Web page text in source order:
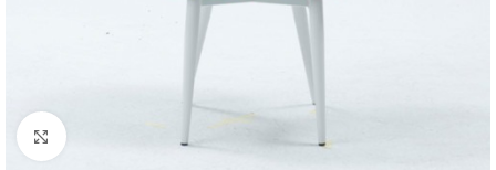
Agrandir